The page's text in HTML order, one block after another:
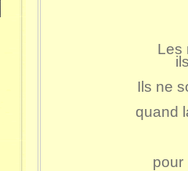
Les
Ils ne
quand
pour